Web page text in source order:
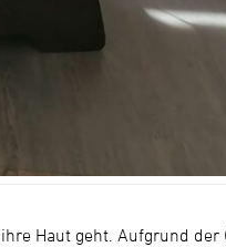
Haut geht. Aufgrund der